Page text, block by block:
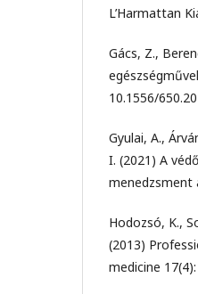
L’Harmattan
Gács, Z.,
10.1556/
Gyulai, A.,
I. (2021) A
menedzsment
Hodozsó, K.,
(2013)
medicine